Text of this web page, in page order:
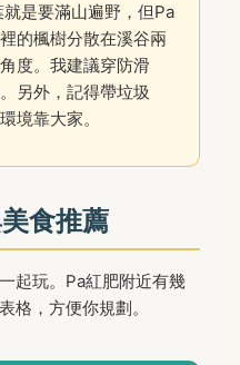
是要滿山遍野，但Pa
的楓樹分散在溪谷兩
度。我建議穿防滑
另外，記得帶垃圾
境靠大家。
食推薦
起玩。Pa紅肥附近有幾
格，方便你規劃。